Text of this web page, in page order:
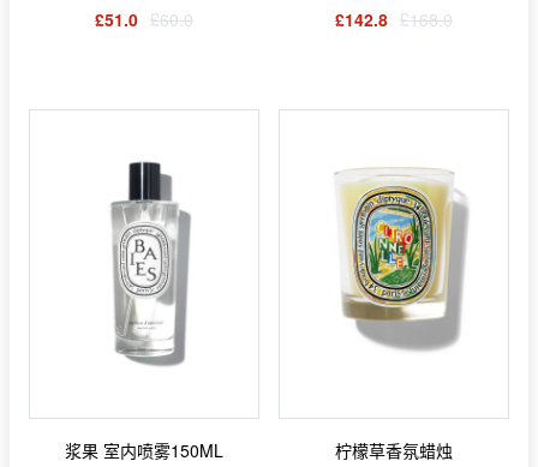
£51.0 £60.0 £142.8 £168.0
浆果 室内喷雾150ML
柠檬草香氛蜡烛